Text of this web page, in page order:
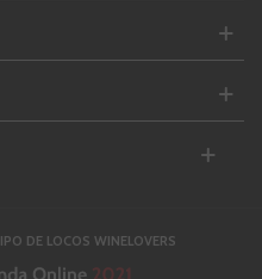
DE LOCOS WINELOVERS